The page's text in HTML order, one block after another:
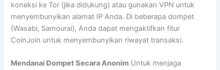
koneksi ke Tor (jika didukung) atau gunakan VPN untuk
menyembunyikan alamat IP Anda. Di beberapa dompet
(Wasabi, Samourai), Anda dapat mengaktifkan fitur
CoinJoin untuk menyembunyikan riwayat transaksi.
Mendanai Dompet Secara Anonim Untuk menjaga